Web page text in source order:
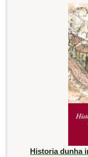
Historia dunha